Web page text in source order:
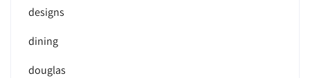
designs
dining
douglas